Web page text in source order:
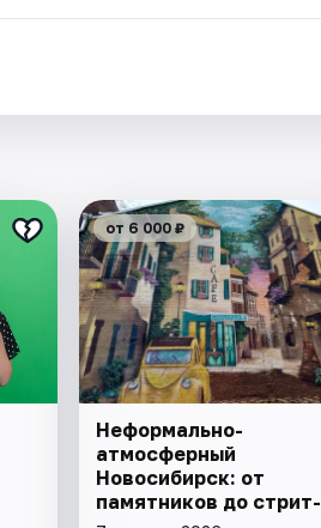
от 6 000 ₽
Неформально-
атмосферный
Новосибирск: от
памятников до стрит-